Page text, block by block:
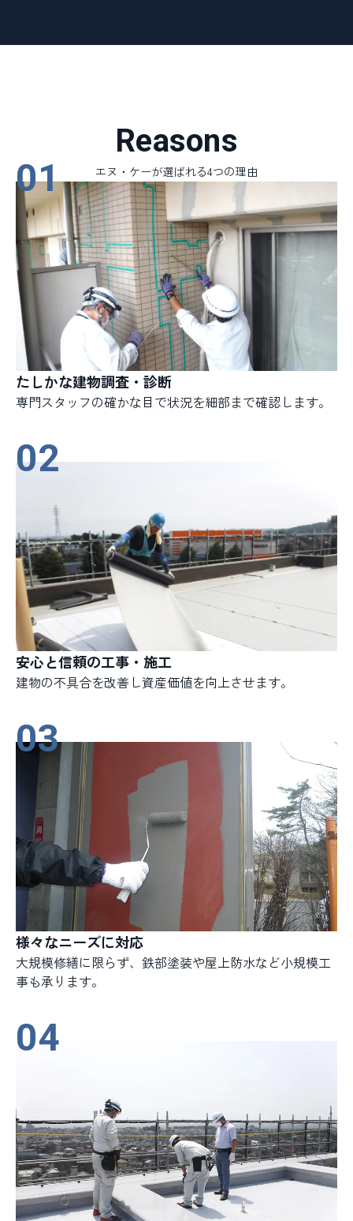
Reasons
エヌ・ケーが選ばれる4つの理由
01
たしかな建物調査・診断
専門スタッフの確かな目で状況を細部まで確認します。
02
安心と信頼の工事・施工
建物の不具合を改善し資産価値を向上させます。
03
様々なニーズに対応
大規模修繕に限らず、鉄部塗装や屋上防水など小規模工
事も承ります。
04